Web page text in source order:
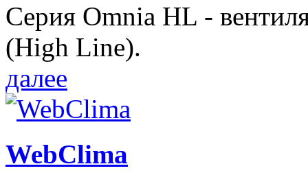
Серия Omnia HL -
(High Line).
далее
WebClima